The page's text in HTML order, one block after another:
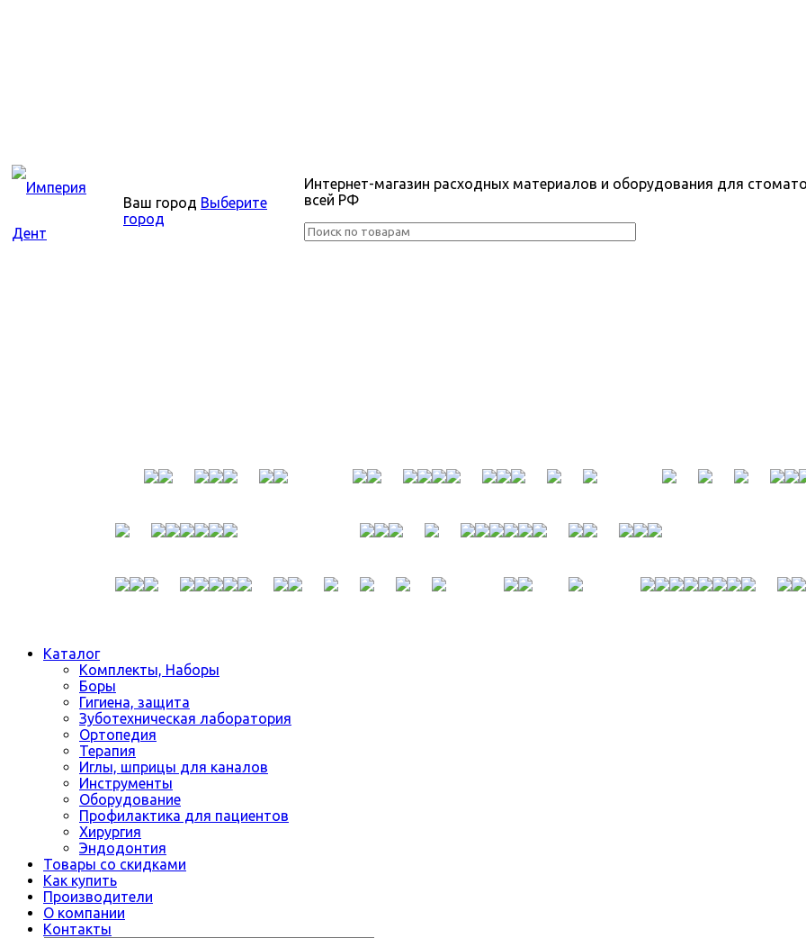
Ваш город Выберите
город
Интернет-магазин расходных материалов и оборудования для
всей РФ
Каталог
Комплекты, Наборы
Боры
Гигиена, защита
Зуботехническая лаборатория
Ортопедия
Терапия
Иглы, шприцы для каналов
Инструменты
Оборудование
Профилактика для пациентов
Хирургия
Эндодонтия
Товары со скидками
Как купить
Производители
О компании
Контакты